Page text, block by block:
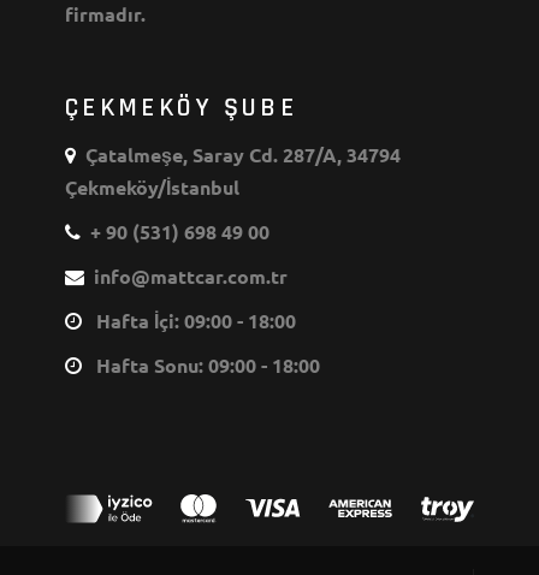
firmadır.
ÇEKMEKÖY ŞUBE
Çatalmeşe, Saray Cd. 287/A, 34794
Çekmeköy/İstanbul
+ 90 (531) 698 49 00
info@mattcar.com.tr
Hafta İçi: 09:00 - 18:00
Hafta Sonu: 09:00 - 18:00